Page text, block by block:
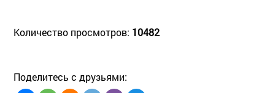
Количество просмотров: 10482
Поделитесь с друзьями: